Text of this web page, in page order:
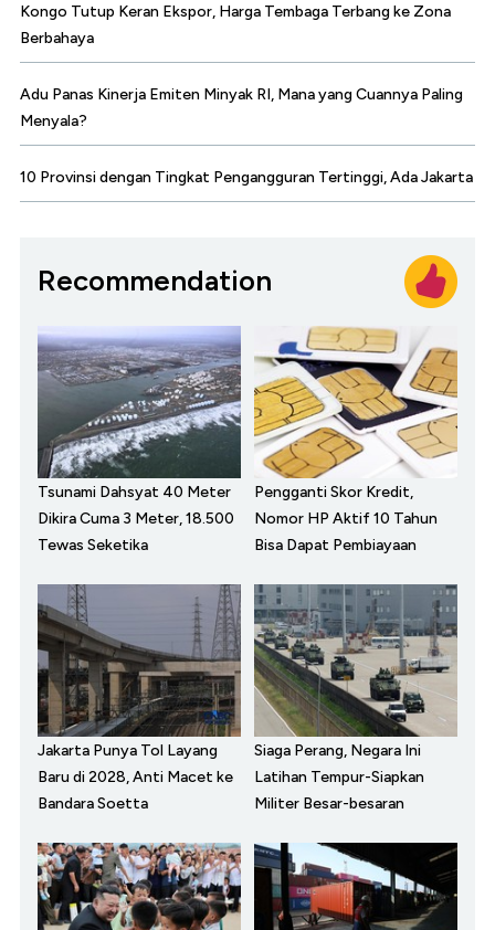
Kongo Tutup Keran Ekspor, Harga Tembaga Terbang ke Zona
Berbahaya
Adu Panas Kinerja Emiten Minyak RI, Mana yang Cuannya Paling
Menyala?
10 Provinsi dengan Tingkat Pengangguran Tertinggi, Ada Jakarta
Recommendation
Tsunami Dahsyat 40 Meter
Dikira Cuma 3 Meter, 18.500
Tewas Seketika
Pengganti Skor Kredit,
Nomor HP Aktif 10 Tahun
Bisa Dapat Pembiayaan
Jakarta Punya Tol Layang
Baru di 2028, Anti Macet ke
Bandara Soetta
Siaga Perang, Negara Ini
Latihan Tempur-Siapkan
Militer Besar-besaran